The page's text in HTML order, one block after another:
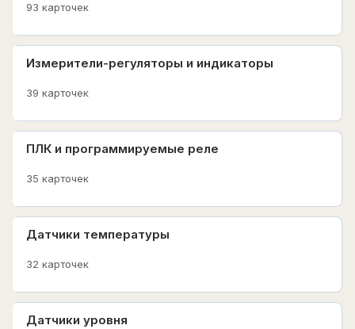
93 карточек
Измерители-регуляторы и индикаторы
39 карточек
ПЛК и программируемые реле
35 карточек
Датчики температуры
32 карточек
Датчики уровня